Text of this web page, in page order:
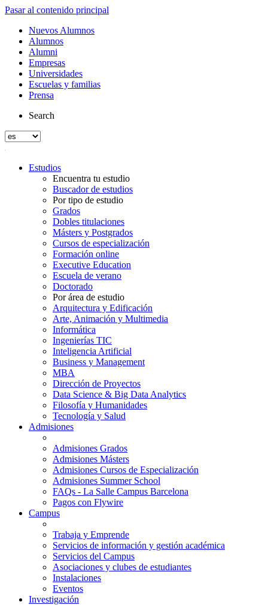
Pasar al contenido principal
Nuevos Alumnos
Alumnos
Alumni
Empresas
Universidades
Escuelas y familias
Prensa
Search
Estudios
Encuentra tu estudio
Buscador de estudios
Por tipo de estudio
Grados
Dobles titulaciones
Másters y Postgrados
Cursos de especialización
Formación online
Executive Education
Escuela de verano
Doctorado
Por área de estudio
Arquitectura y Edificación
Arte, Animación y Multimedia
Informática
Ingenierías TIC
Inteligencia Artificial
Business y Management
MBA
Dirección de Proyectos
Data Science & Big Data Analytics
Filosofía y Humanidades
Tecnología y Salud
Admisiones
Admisiones Grados
Admisiones Másters
Admisiones Cursos de Especialización
Admisiones Summer School
FAQs - La Salle Campus Barcelona
Pagos con Flywire
Campus
Trabaja y Emprende
Servicios de información y gestión académica
Servicios del Campus
Asociaciones y clubes de estudiantes
Instalaciones
Eventos
Investigación